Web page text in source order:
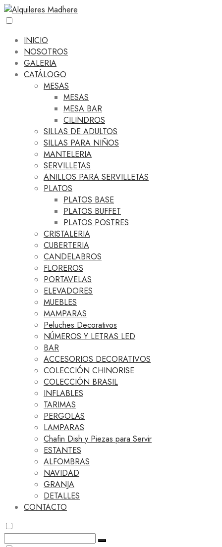
INICIO
NOSOTROS
GALERIA
CATÁLOGO
MESAS
MESAS
MESA BAR
CILINDROS
SILLAS DE ADULTOS
SILLAS PARA NIÑOS
MANTELERIA
SERVILLETAS
ANILLOS PARA SERVILLETAS
PLATOS
PLATOS BASE
PLATOS BUFFET
PLATOS POSTRES
CRISTALERIA
CUBERTERIA
CANDELABROS
FLOREROS
PORTAVELAS
ELEVADORES
MUEBLES
MAMPARAS
Peluches Decorativos
NÚMEROS Y LETRAS LED
BAR
ACCESORIOS DECORATIVOS
COLECCIÓN CHINORISE
COLECCIÓN BRASIL
INFLABLES
TARIMAS
PERGOLAS
LAMPARAS
Chafin Dish y Piezas para Servir
ESTANTES
ALFOMBRAS
NAVIDAD
GRANJA
DETALLES
CONTACTO